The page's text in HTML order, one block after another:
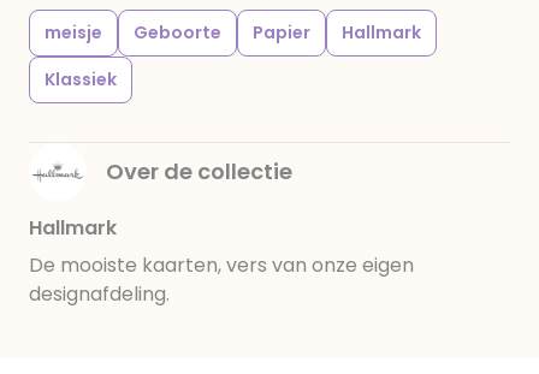
meisje Geboorte Papier
Hallmark
Klassiek
Over de collectie
Hallmark
De mooiste kaarten, vers van onze eigen
designafdeling.